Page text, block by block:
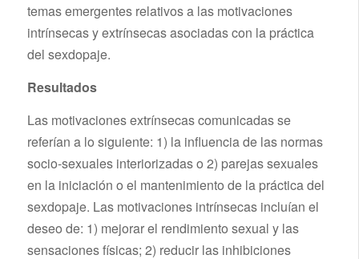
temas emergentes relativos a las motivaciones
intrínsecas y extrínsecas asociadas con la práctica
del sexdopaje.
Resultados
Las motivaciones extrínsecas comunicadas se
referían a lo siguiente: 1) la influencia de las normas
socio-sexuales interiorizadas o 2) parejas sexuales
en la iniciación o el mantenimiento de la práctica del
sexdopaje. Las motivaciones intrínsecas incluían el
deseo de: 1) mejorar el rendimiento sexual y las
sensaciones físicas; 2) reducir las inhibiciones